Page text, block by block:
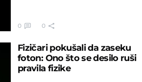
0 0
Fizičari pokušali da zaseku
foton: Ono što se desilo ruši
pravila fizike